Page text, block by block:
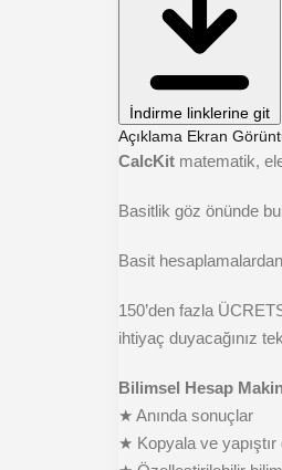
İndirme linklerine git
Açıklama Ekran
CalcKit matematik,
Basitlik göz önünde
Basit
150’den fazla
ihtiyaç duyacağınız
Bilimsel Hesap
★ Anında sonuçlar
★ Kopyala ve yapıştır